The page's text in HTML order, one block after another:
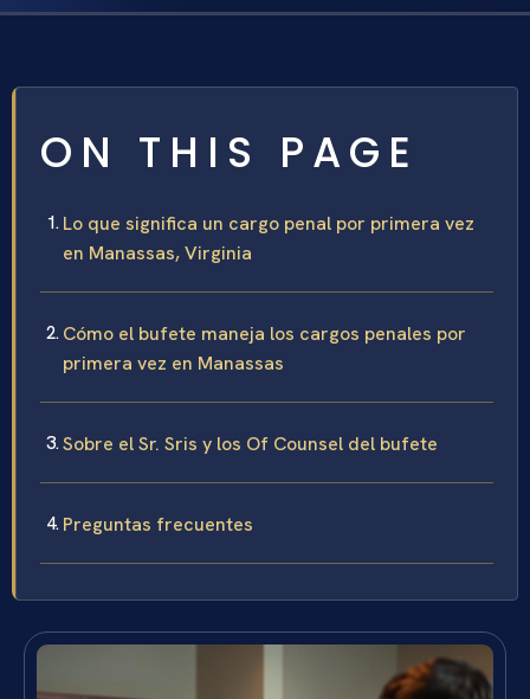
ON THIS PAGE
Lo que significa un cargo penal por primera vez
en Manassas, Virginia
Cómo el bufete maneja los cargos penales por
primera vez en Manassas
Sobre el Sr. Sris y los Of Counsel del bufete
Preguntas frecuentes